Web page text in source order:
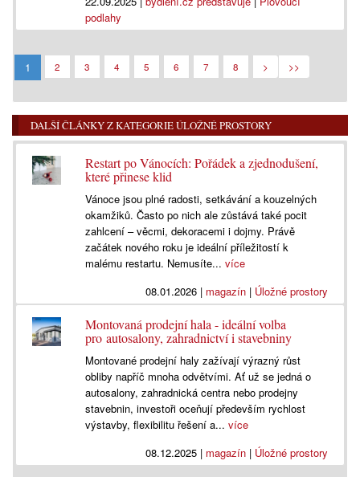
podlahy
1 2 3 4 5 6 7 8 > >>
DALŠÍ ČLÁNKY Z KATEGORIE ÚLOŽNÉ PROSTORY
Restart po Vánocích: Pořádek a zjednodušení,
které přinese klid
Vánoce jsou plné radosti, setkávání a kouzelných
okamžiků. Často po nich ale zůstává také pocit
zahlcení – věcmi, dekoracemi i dojmy. Právě
začátek nového roku je ideální příležitostí k
malému restartu. Nemusíte...více
08.01.2026| magazín| Úložné prostory
Montovaná prodejní hala - ideální volba
pro autosalony, zahradnictví i stavebniny
Montované prodejní haly zažívají výrazný růst
obliby napříč mnoha odvětvími. Ať už se jedná o
autosalony, zahradnická centra nebo prodejny
stavebnin, investoři oceňují především rychlost
výstavby, flexibilitu řešení a...více
08.12.2025| magazín| Úložné prostory